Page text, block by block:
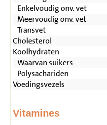
Enkelvoudig onv. vet
Meervoudig onv. vet
Transvet
Cholesterol
Koolhydraten
Waarvan suikers
Polysachariden
Voedingsvezels
Vitamines